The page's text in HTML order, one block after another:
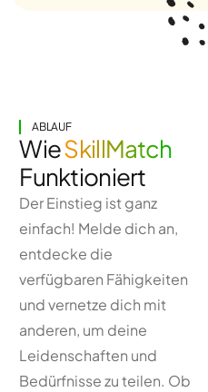
ABLAUF
WieSkillMatch
Funktioniert
Der Einstieg ist ganz
einfach! Melde dich an,
entdecke die
verfügbaren Fähigkeiten
und vernetze dich mit
anderen, um deine
Leidenschaften und
Bedürfnisse zu teilen. Ob